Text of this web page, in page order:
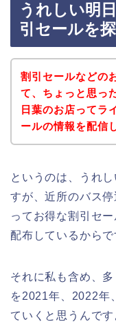
うれしい明
引セールを
割引セールなどの
て、ちょっと思っ
日葉のお店ってラ
ールの情報を配信
というのは、うれ
すが、近所のバス
ってお得な割引セ
配布しているからで
それに私も含め、
を2021年、2022年
ていくと思うんです